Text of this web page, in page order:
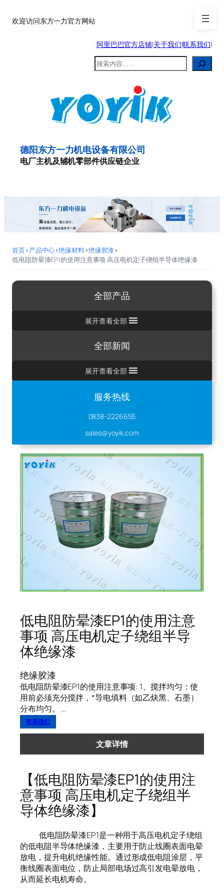
至欢迎访问东方一力官方网站
阿里巴巴官方店铺|关于我们|联系我们|
搜
索
德阳东方一力机电设备有限公司
电厂主机及辅机零部件供应链企业
首页>产品中心>绝缘材料>绝缘胶漆>
低电阻防晕漆EP1的使用注意事项 高压电机定子绕组半导体绝缘漆
全部产品
展开查看全部
全部新闻
展开查看全部
服务热线
0838-2226655
sales@yoyik.com
低电阻防晕漆EP1的使用注意
事项 高压电机定子绕组半导
体绝缘漆
绝缘胶漆
低电阻防晕漆EP1的使用注意事项: 1、搅拌均匀：使
用前必须充分搅拌，*导电填料（如乙炔黑、石墨）
分布均匀。 …
联系我们
文章详情
【低电阻防晕漆EP1的使用注
意事项 高压电机定子绕组半
导体绝缘漆】
低电阻防晕漆EP1是一种用于高压电机定子绕组
的低电阻半导体绝缘漆，主要用于防止线圈表面电晕
放电，提升电机绝缘性能。通过形成低电阻涂层，平
衡线圈表面电位，防止局部电场过高引发电晕放电，
从而延长电机寿命。